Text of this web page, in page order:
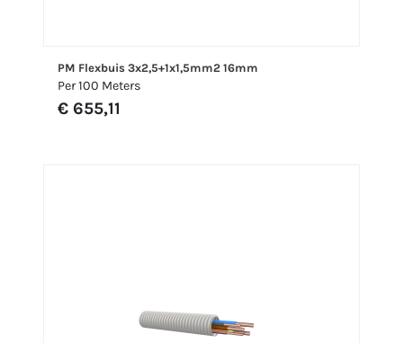
PM Flexbuis 3x2,5+1x1,5mm2 16mm
Per 100 Meters
€ 655,11